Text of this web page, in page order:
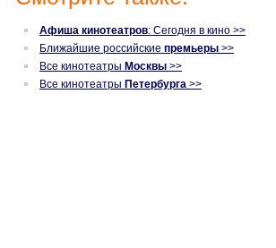
Афиша кинотеатров: Сегодня в кино >>
Ближайшие российские премьеры >>
Все кинотеатры Москвы >>
Все кинотеатры Петербурга >>